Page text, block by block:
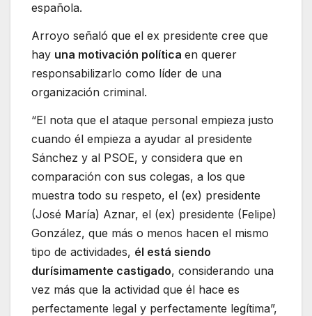
española.
Arroyo señaló que el ex presidente cree que
hay una motivación política en querer
responsabilizarlo como líder de una
organización criminal.
“El nota que el ataque personal empieza justo
cuando él empieza a ayudar al presidente
Sánchez y al PSOE, y considera que en
comparación con sus colegas, a los que
muestra todo su respeto, el (ex) presidente
(José María) Aznar, el (ex) presidente (Felipe)
González, que más o menos hacen el mismo
tipo de actividades, él está siendo
durísimamente castigado, considerando una
vez más que la actividad que él hace es
perfectamente legal y perfectamente legítima”,